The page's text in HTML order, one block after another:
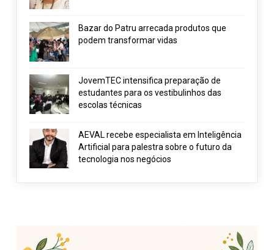
Bazar do Patru arrecada produtos que
podem transformar vidas
JovemTEC intensifica preparação de
estudantes para os vestibulinhos das
escolas técnicas
AEVAL recebe especialista em Inteligência
Artificial para palestra sobre o futuro da
tecnologia nos negócios